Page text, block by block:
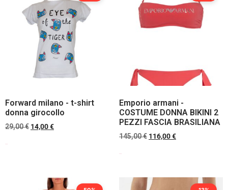
Forward milano - t-shirt
donna girocollo
29,00€ 14,00€
Emporio armani -
COSTUME DONNA BIKINI 2
PEZZI FASCIA BRASILIANA
145,00€ 116,00€